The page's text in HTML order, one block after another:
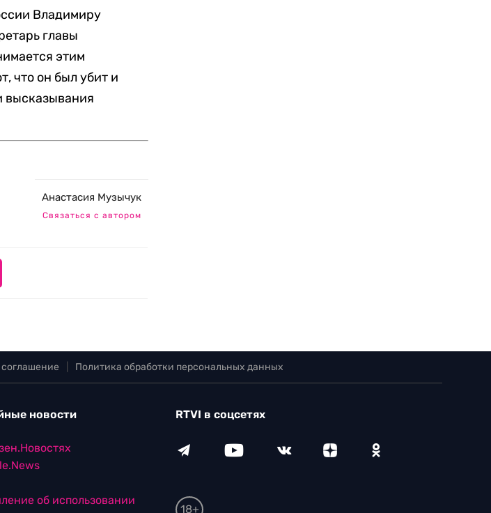
Владимиру
главы
этим
что он был убит и
высказывания
Анастасия Музычук
Связаться с автором
соглашение Политика обработки персональных данных
новости
об использовании
RTVI в соцсетях
18+